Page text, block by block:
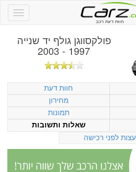
חוות דעת רכב
פולקסווגן גולף יד שנייה
1997 - 2003
חוות דעת
מחירון
תמונות
שאלות ותשובות
עצות לפני רכישה